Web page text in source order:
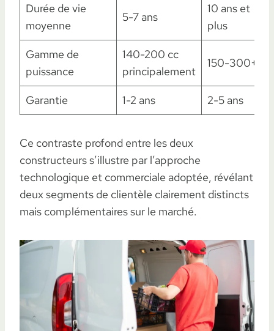
Durée de vie
moyenne
5-7 ans
10 ans et
plus
Gamme de
puissance
140-200 cc
principalement
150-300+ cc
Garantie 1-2 ans 2-5 ans
Ce contraste profond entre les deux
constructeurs s’illustre par l’approche
technologique et commerciale adoptée, révélant
deux segments de clientèle clairement distincts
mais complémentaires sur le marché.